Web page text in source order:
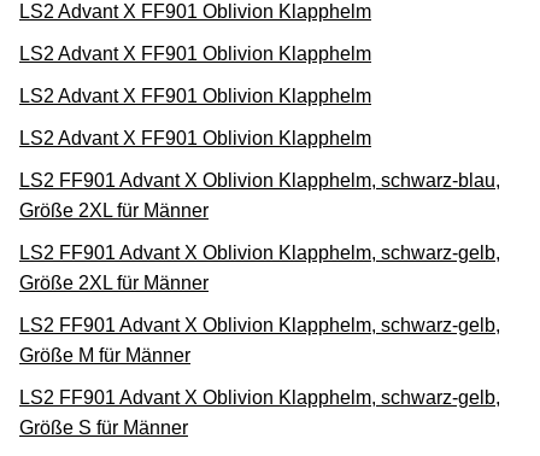
LS2 Advant X FF901 Oblivion Klapphelm
LS2 Advant X FF901 Oblivion Klapphelm
LS2 Advant X FF901 Oblivion Klapphelm
LS2 Advant X FF901 Oblivion Klapphelm
LS2 FF901 Advant X Oblivion Klapphelm, schwarz-blau,
Größe 2XL für Männer
LS2 FF901 Advant X Oblivion Klapphelm, schwarz-gelb,
Größe 2XL für Männer
LS2 FF901 Advant X Oblivion Klapphelm, schwarz-gelb,
Größe M für Männer
LS2 FF901 Advant X Oblivion Klapphelm, schwarz-gelb,
Größe S für Männer